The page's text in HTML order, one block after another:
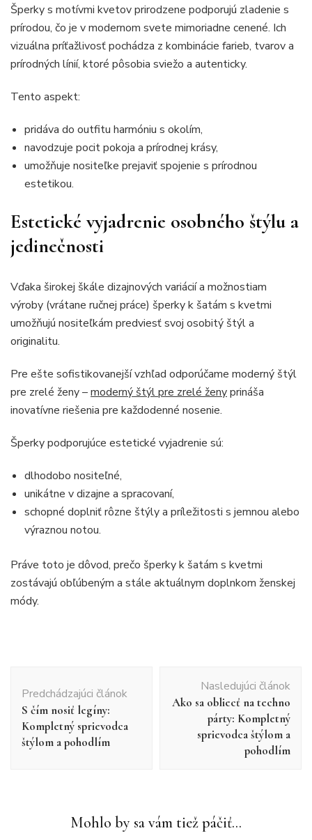
Šperky s motívmi kvetov prirodzene podporujú zladenie s
prírodou, čo je v modernom svete mimoriadne cenené. Ich
vizuálna príťažlivosť pochádza z kombinácie farieb, tvarov a
prírodných línií, ktoré pôsobia sviežo a autenticky.
Tento aspekt:
pridáva do outfitu harmóniu s okolím,
navodzuje pocit pokoja a prírodnej krásy,
umožňuje nositeľke prejaviť spojenie s prírodnou
estetikou.
Estetické vyjadrenie osobného štýlu a
jedinečnosti
Vďaka širokej škále dizajnových variácií a možnostiam
výroby (vrátane ručnej práce) šperky k šatám s kvetmi
umožňujú nositeľkám predviesť svoj osobitý štýl a
originalitu.
Pre ešte sofistikovanejší vzhľad odporúčame moderný štýl
pre zrelé ženy –moderný štýl pre zrelé ženyprináša
inovatívne riešenia pre každodenné nosenie.
Šperky podporujúce estetické vyjadrenie sú:
dlhodobo nositeľné,
unikátne v dizajne a spracovaní,
schopné doplniť rôzne štýly a príležitosti s jemnou alebo
výraznou notou.
Práve toto je dôvod, prečo šperky k šatám s kvetmi
zostávajú obľúbeným a stále aktuálnym doplnkom ženskej
módy.
článku
Predchádzajúci článok
S čím nosiť legíny:
Kompletný sprievodca
štýlom a pohodlím
Nasledujúci článok
Ako sa obliecť na techno
párty: Kompletný
sprievodca štýlom a
pohodlím
Mohlo by sa vám tiež páčiť...